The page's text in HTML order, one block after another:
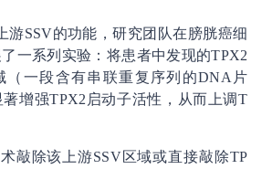
游SSV的功能，研究团队在膀胱癌细
一系列实验：将患者中发现的TPX2
（一段含有串联重复序列的DNA片
增强TPX2启动子活性，从而上调T
术敲除该上游SSV区域或直接敲除TP